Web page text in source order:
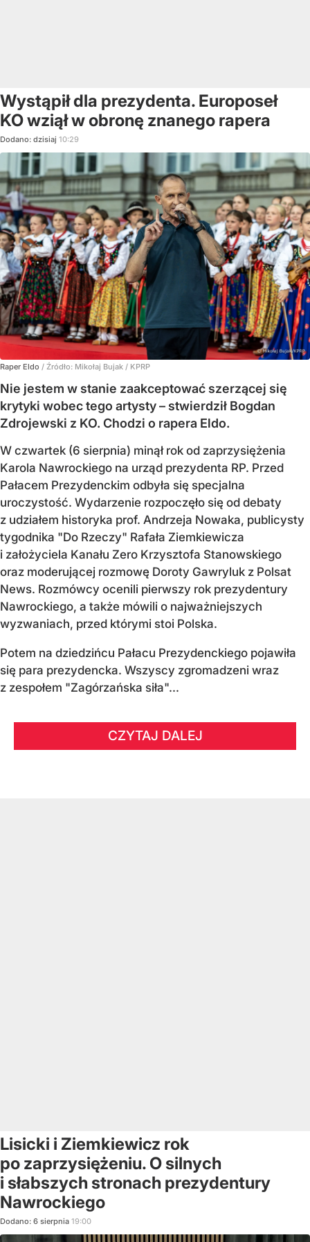
Wystąpił dla prezydenta. Europoseł
KO wziął w obronę znanego rapera
Dodano: dzisiaj 10:29
Raper Eldo / Źródło: Mikołaj Bujak / KPRP
Nie jestem w stanie zaakceptować szerzącej się
krytyki wobec tego artysty – stwierdził Bogdan
Zdrojewski z KO. Chodzi o rapera Eldo.
W czwartek (6 sierpnia) minął rok od zaprzysiężenia
Karola Nawrockiego na urząd prezydenta RP. Przed
Pałacem Prezydenckim odbyła się specjalna
uroczystość. Wydarzenie rozpoczęło się od debaty
z udziałem historyka prof. Andrzeja Nowaka, publicysty
tygodnika "Do Rzeczy" Rafała Ziemkiewicza
i założyciela Kanału Zero Krzysztofa Stanowskiego
oraz moderującej rozmowę Doroty Gawryluk z Polsat
News. Rozmówcy ocenili pierwszy rok prezydentury
Nawrockiego, a także mówili o najważniejszych
wyzwaniach, przed którymi stoi Polska.
Potem na dziedzińcu Pałacu Prezydenckiego pojawiła
się para prezydencka. Wszyscy zgromadzeni wraz
z zespołem "Zagórzańska siła"...
CZYTAJ DALEJ
Lisicki i Ziemkiewicz rok
po zaprzysiężeniu. O silnych
i słabszych stronach prezydentury
Nawrockiego
Dodano: 6 sierpnia 19:00